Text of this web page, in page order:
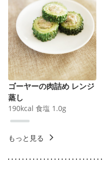
ゴーヤーの肉詰め レンジ
蒸し
190kcal 食塩 1.0g
もっと見る